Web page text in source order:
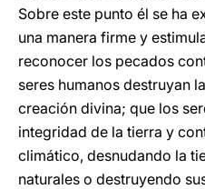
Sobre este punto él se ha
una manera firme y
reconocer los pecados
seres humanos destruyan
creación divina; que los
integridad de la tierra y
climático, desnudando la
naturales o destruyendo